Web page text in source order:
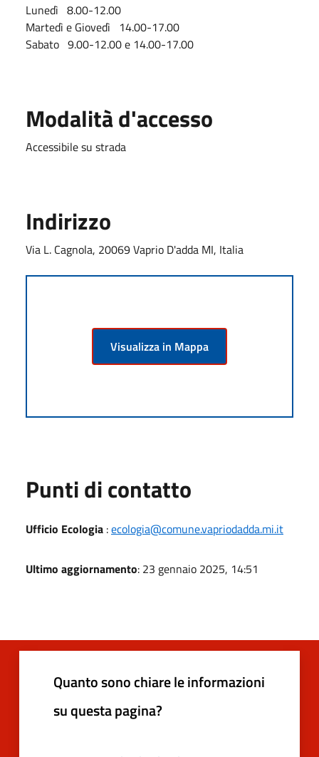
Lunedì 8.00-12.00
Martedì e Giovedì 14.00-17.00
Sabato 9.00-12.00 e 14.00-17.00
Modalità d'accesso
Accessibile su strada
Indirizzo
Via L. Cagnola, 20069 Vaprio D'adda MI, Italia
Visualizza in Mappa
Punti di contatto
Ufficio Ecologia :ecologia@comune.vapriodadda.mi.it
Ultimo aggiornamento: 23 gennaio 2025, 14:51
Quanto sono chiare le informazioni
su questa pagina?